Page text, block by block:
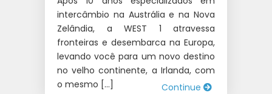
intercâmbio na Austrália e na Nova
Zelândia, a WEST 1 atravessa
fronteiras e desembarca na Europa,
levando você para um novo destino
no velho continente, a Irlanda, com
o mesmo […]
Continue